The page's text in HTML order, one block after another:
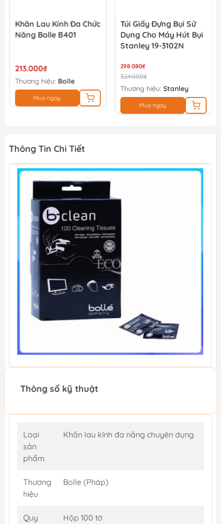
Khăn Lau Kính Đa Chức
Năng Bolle B401
213.000₫
Thương hiệu: Bolle
Mua ngay
Túi Giấy Đựng Bụi Sử
Dụng Cho Máy Hút Bụi
Stanley 19-3102N
298.080₫
324.000₫
Thương hiệu: Stanley
Mua ngay
Thông Tin Chi Tiết
Thông số kỹ thuật
Loại
sản
phẩm
Khăn lau kính đa năng chuyên dụng
Thương
hiệu
Bolle (Pháp)
Quy Hộp 100 tờ